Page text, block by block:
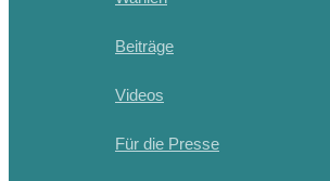
Beiträge
Videos
Für die Presse